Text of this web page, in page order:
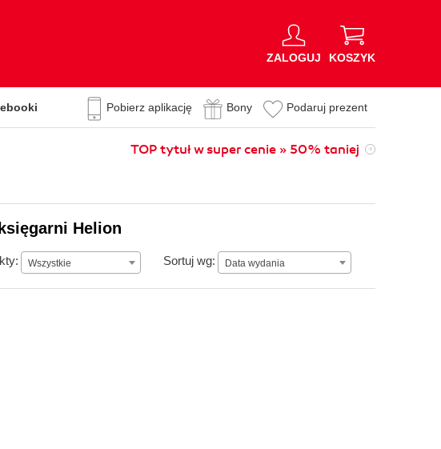
ZALOGUJ KOSZYK
Pobierz aplikację Bony Podaruj prezent
TOP tytuł w super cenie » 50% taniej
Helion
Wszystkie Sortuj wg: Data wydania
Data wydania